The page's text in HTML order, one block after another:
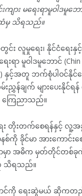
ကျား မရေးရာမူဝါဒမူဘ
ထံမှ သိရသည်။
လူမှုရေး၊ နိုင်ငံရေးနှင့်
ေးရာ မူဝါဒမူဘောင်
နှင့်အတူ ဘက်စုံပါဝင်နို
န်ချက် များပေးနို
ြေညာသည်။
း တိုးတက်စေရန်နှင့် လူ့အ
နစ်ကို ခိုင်မာ အားကောင်
မှာ အဓိက မှတ်တိုင်တစ်ခုကို
သိရသည်။
ာင်ကို ရေးဆွဲမယ် ဆိုကတ